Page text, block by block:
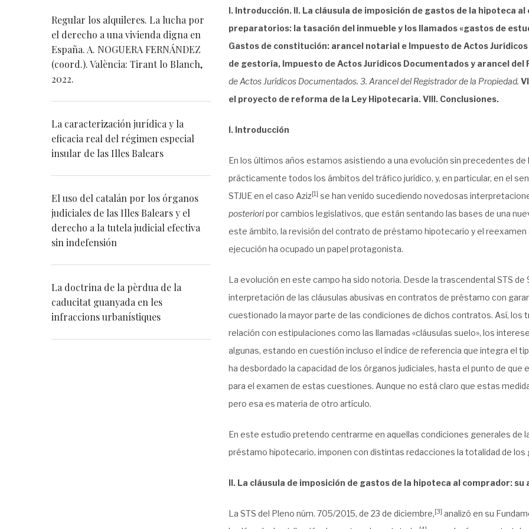
I. Introducción. II. La cláusula de imposición de gastos de la hipoteca
preparatorios: la tasación del inmueble y los llamados «gastos de
Gastos de constitución: arancel notarial e Impuesto de Actos
de gestoría, Impuesto de Actos Jurídicos Documentados y arancel
de Actos Jurídicos Documentados. 3. Arancel del Registrador de la Propiedad.
el proyecto de reforma de la Ley Hipotecaria. VIII. Conclusiones.
I. Introducción
En los últimos años estamos asistiendo a una evolución sin precedentes
prácticamente todos los ámbitos del tráfico jurídico, y, en particular, en el
STJUE en el caso Aziz[1] se han venido sucediendo novedosas
posterioripor cambios legislativos, que están sentando las bases de una
este ámbito, la revisión del contrato de préstamo hipotecario y el
ejecución ha ocupado un papel protagonista.
La evolución en este campo ha sido notoria. Desde la trascendental STS de
interpretación de las cláusulas abusivas en contratos de préstamo con
cuestionado la mayor parte de las condiciones de dichos contratos. Así, los
relación con estipulaciones como las llamadas «cláusulas suelo», los
algunas, estando en cuestión incluso el índice de referencia que integra el
ha desbordado la capacidad de los órganos judiciales, hasta el punto de que
para el examen de estas cuestiones. Aunque no está claro que estas
pero esa es materia de otro artículo.
En este estudio pretendo centrarme en aquellas condiciones generales de
préstamo hipotecario, imponen con distintas redacciones la totalidad de
II. La cláusula de imposición de gastos de la hipoteca al comprador: su
La STS del Pleno núm. 705/2015, de 23 de diciembre,[3] analizó en su
Regular los alquileres. La lucha por
el derecho a una vivienda digna en
España. A. NOGUERA FERNÁNDEZ
(coord.). València: Tirant lo Blanch,
2022.
La caracterización jurídica y la
eficacia real del régimen especial
insular de las Illes Balears
El uso del catalán por los órganos
judiciales de las Illes Balears y el
derecho a la tutela judicial efectiva
sin indefensión
La doctrina de la pèrdua de la
caducitat guanyada en les
infraccions urbanístiques